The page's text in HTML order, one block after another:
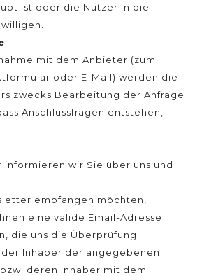
ist oder die Nutzer in die
mit dem Anbieter (zum
oder E-Mail) werden die
zwecks Bearbeitung der Anfrage
Anschlussfragen entstehen,
wir Sie über uns und
empfangen möchten,
eine valide Email-Adresse
die uns die Überprüfung
Inhaber der angegebenen
deren Inhaber mit dem